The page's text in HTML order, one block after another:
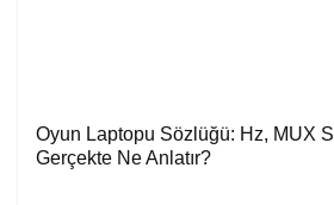
Oyun Laptopu Sözlüğü: Hz, MUX
Gerçekte Ne Anlatır?